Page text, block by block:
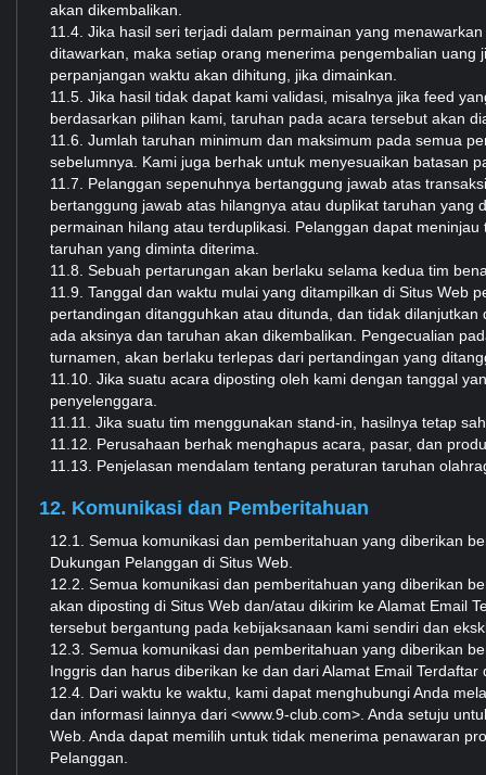
akan dikembalikan.
11.4. Jika hasil seri terjadi dalam permainan yang
ditawarkan, maka setiap orang menerima pengembalian
perpanjangan waktu akan dihitung, jika dimainkan.
11.5. Jika hasil tidak dapat kami validasi, misalnya jika feed
berdasarkan pilihan kami, taruhan pada acara tersebut akan
11.6. Jumlah taruhan minimum dan maksimum pada semua
sebelumnya. Kami juga berhak untuk menyesuaikan batasan
11.7. Pelanggan sepenuhnya bertanggung jawab atas
bertanggung jawab atas hilangnya atau duplikat taruhan
permainan hilang atau terduplikasi. Pelanggan dapat
taruhan yang diminta diterima.
11.8. Sebuah pertarungan akan berlaku selama kedua tim
11.9. Tanggal dan waktu mulai yang ditampilkan di Situs Web
pertandingan ditangguhkan atau ditunda, dan tidak
ada aksinya dan taruhan akan dikembalikan. Pengecualian
turnamen, akan berlaku terlepas dari pertandingan yang
11.10. Jika suatu acara diposting oleh kami dengan tanggal
penyelenggara.
11.11. Jika suatu tim menggunakan stand-in, hasilnya tetap
11.12. Perusahaan berhak menghapus acara, pasar, dan
11.13. Penjelasan mendalam tentang peraturan taruhan
12. Komunikasi dan Pemberitahuan
12.1. Semua komunikasi dan pemberitahuan yang diberikan
Dukungan Pelanggan di Situs Web.
12.2. Semua komunikasi dan pemberitahuan yang diberikan
akan diposting di Situs Web dan/atau dikirim ke Alamat Email
tersebut bergantung pada kebijaksanaan kami sendiri dan
12.3. Semua komunikasi dan pemberitahuan yang diberikan
Inggris dan harus diberikan ke dan dari Alamat Email Terdaftar
12.4. Dari waktu ke waktu, kami dapat menghubungi Anda
dan informasi lainnya dari <www.9-club.com>. Anda setuju
Web. Anda dapat memilih untuk tidak menerima penawaran
Pelanggan.